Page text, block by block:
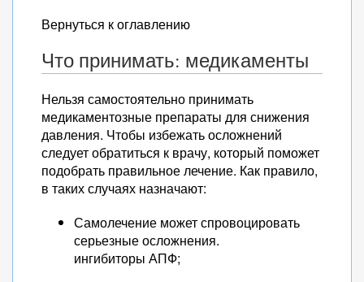
Вернуться к оглавлению
Что принимать: медикаменты
Нельзя самостоятельно принимать
медикаментозные препараты для снижения
давления. Чтобы избежать осложнений
следует обратиться к врачу, который поможет
подобрать правильное лечение. Как правило,
в таких случаях назначают:
Самолечение может спровоцировать
серьезные осложнения.
ингибиторы АПФ;